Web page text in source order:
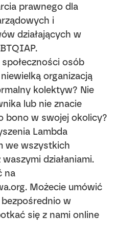
prawnego dla
i
działających w
osób
organizacją
kolektyw? Nie
lub nie znacie
bono w swojej okolicy?
Lambda
we wszystkich
działaniami.
na
. Możecie umówić
w
się z nami online